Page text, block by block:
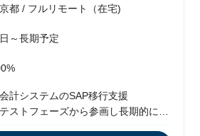
都 / フルリモート（在宅)
～長期予定
会計システムのSAP移行支援
テストフェーズから参画し長期的に支